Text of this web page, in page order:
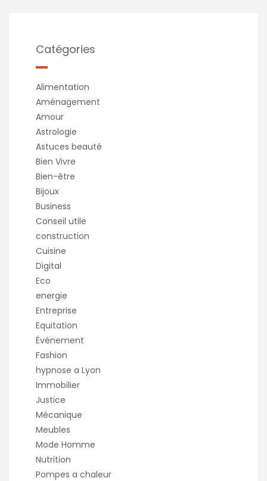
Catégories
Alimentation
Aménagement
Amour
Astrologie
Astuces beauté
Bien Vivre
Bien-être
Bijoux
Business
Conseil utile
construction
Cuisine
Digital
Eco
energie
Entreprise
Equitation
Événement
Fashion
hypnose a Lyon
Immobilier
Justice
Mécanique
Meubles
Mode Homme
Nutrition
Pompes a chaleur